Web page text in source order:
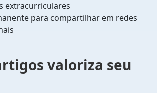
extracurriculares
para compartilhar em redes
valoriza seu